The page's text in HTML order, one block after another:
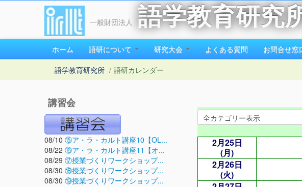
一般財団法人 語学教育研究
ホーム 語研について 研究大会 よくある質問 お問合せ窓
語学教育研究所 / 語研カレンダー
講習会
08/10 ⑮ア・ラ・カルト講座10【OL...
08/22 ⑯ア・ラ・カルト講座11【オ...
08/29 ⑰授業づくりワークショップ...
08/30 ⑱授業づくりワークショップ...
08/30 ⑲授業づくりワークショップ...
2月25日
(月)
2月26日
(火)